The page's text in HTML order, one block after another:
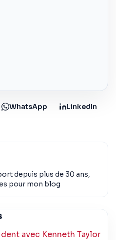
WhatsApp
LinkedIn
depuis plus de 30 ans,
pour mon blog
avec Kenneth Taylor